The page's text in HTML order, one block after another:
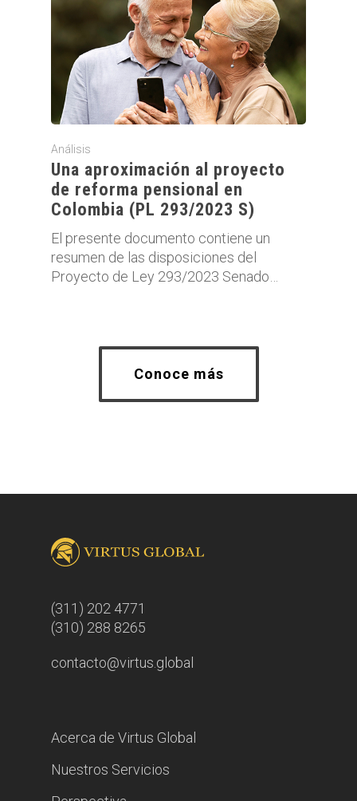
Análisis
Una aproximación al proyecto
de reforma pensional en
Colombia (PL 293/2023 S)
El presente documento contiene un
resumen de las disposiciones del
Proyecto de Ley 293/2023 Senado…
Conoce más
(311) 202 4771
(310) 288 8265
contacto@virtus.global
Acerca de Virtus Global
Nuestros Servicios